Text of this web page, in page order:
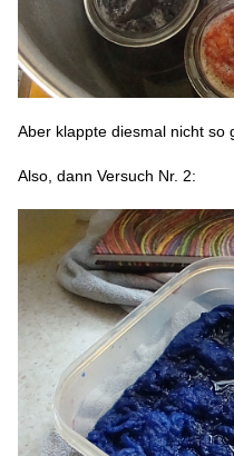
Aber klappte diesmal nicht so
Also, dann Versuch Nr. 2: